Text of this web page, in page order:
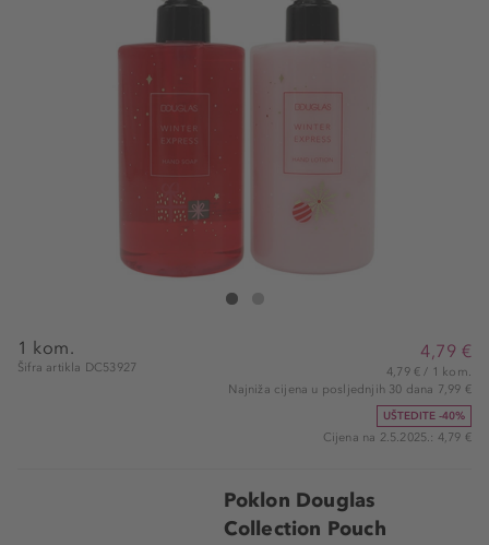
Douglas Collection Winter Express Hand Care Set
1 kom.
Šifra artikla DC53927
4,79 €
4,79 € / 1 kom.
Najniža cijena u posljednjih 30 dana 7,99 €
UŠTEDITE -40%
Cijena na 2.5.2025.: 4,79 €
Poklon Douglas
Collection Pouch